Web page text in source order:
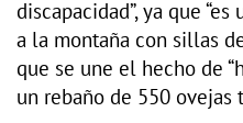
discapacidad”, ya que
a la montaña con sillas
que se une el hecho de
un rebaño de 550 ovejas